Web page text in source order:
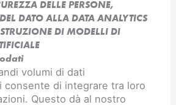
DELLE PERSONE,
DATO ALLA DATA ANALYTICS
DI MODELLI DI
volumi di dati
consente di integrare tra loro
Questo dà al nostro